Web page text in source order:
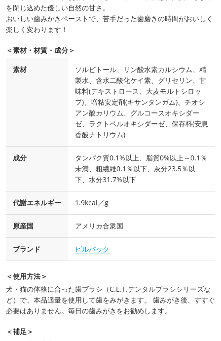
を閉じ込めた優しい自然の甘さ。
おいしい歯みがきペーストで、苦手だった歯磨きの時間がおいしく
楽しく変わります！
＜素材・材質・成分＞
素材
ソルビトール、リン酸水素カルシウム、精
製水、含水二酸化ケイ素、グリセリン、甘
味料(デキストロース、大麦モルトシロッ
プ)、増粘安定剤(キサンタンガム)、チオシ
アン酸カリウム、グルコースオキシダー
ゼ、ラクトペルオキシダーゼ、保存料(安息
香酸ナトリウム)
成分
タンパク質0.1%以上、脂質0%以上～0.1％
未満、粗繊維0.1％以下、灰分23.5％以
下、水分31.7%以下
代謝エネルギー 1.9kcal／g
原産国 アメリカ合衆国
ブランド ビルバック
＜使用方法＞
犬・猫の体格に合った歯ブラシ（C.E.T.デンタルブラシシリーズな
ど）で、本品適量を使用して歯をみがきます。 歯みがき後、すすぐ
必要はありません。毎日の歯みがきをお勧めします。
＜補足＞